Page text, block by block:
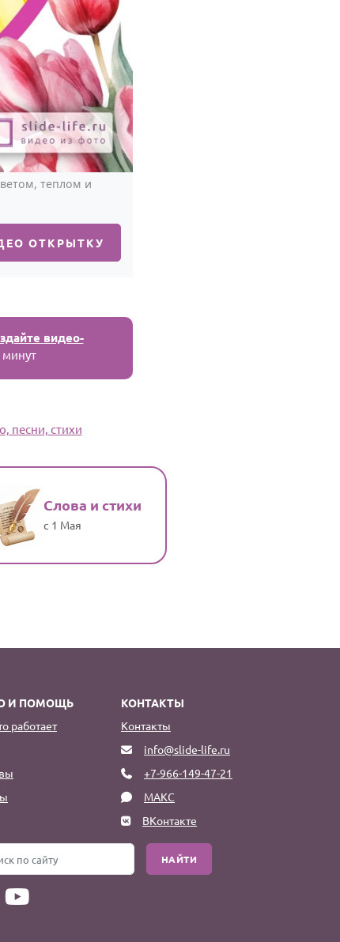
теплом и
ОТКРЫТКУ
видео-
песни, стихи
Слова и стихи
с 1 Мая
И ПОМОЩЬ
работает
КОНТАКТЫ
Контакты
info@slide-life.ru
+7-966-149-47-21
МАКС
ВКонтакте
НАЙТИ